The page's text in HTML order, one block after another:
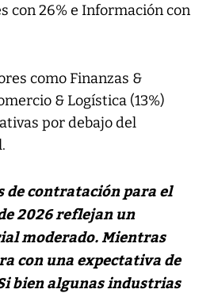
con 26% e Información con
como Finanzas &
& Logística (13%)
por debajo del
de contratación para el
2026 reflejan un
moderado. Mientras
con una expectativa de
bien algunas industrias